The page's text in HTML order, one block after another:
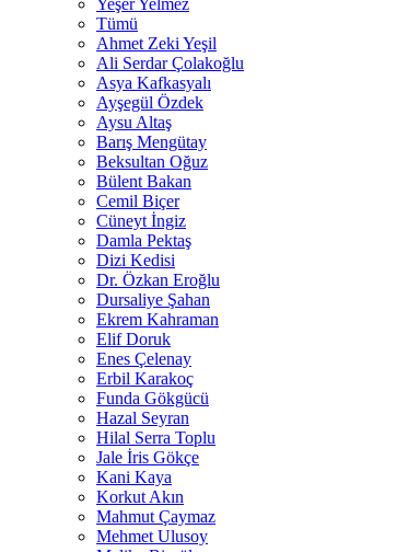
Yeşer Yelmez
Tümü
Ahmet Zeki Yeşil
Ali Serdar Çolakoğlu
Asya Kafkasyalı
Ayşegül Özdek
Aysu Altaş
Barış Mengütay
Beksultan Oğuz
Bülent Bakan
Cemil Biçer
Cüneyt İngiz
Damla Pektaş
Dizi Kedisi
Dr. Özkan Eroğlu
Dursaliye Şahan
Ekrem Kahraman
Elif Doruk
Enes Çelenay
Erbil Karakoç
Funda Gökgücü
Hazal Seyran
Hilal Serra Toplu
Jale İris Gökçe
Kani Kaya
Korkut Akın
Mahmut Çaymaz
Mehmet Ulusoy